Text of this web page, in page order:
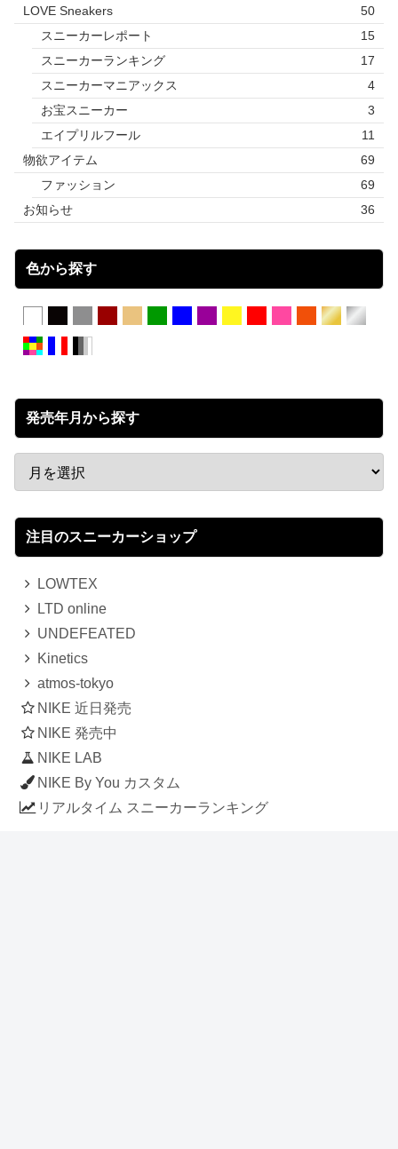
LOVE Sneakers
50
スニーカーレポート
15
スニーカーランキング
17
スニーカーマニアックス
4
お宝スニーカー
3
エイプリルフール
11
物欲アイテム
69
ファッション
69
お知らせ
36
色から探す
発売年月から探す
注目のスニーカーショップ
LOWTEX
LTD online
UNDEFEATED
Kinetics
atmos-tokyo
NIKE 近日発売
NIKE 発売中
NIKE LAB
NIKE By You カスタム
リアルタイム スニーカーランキング